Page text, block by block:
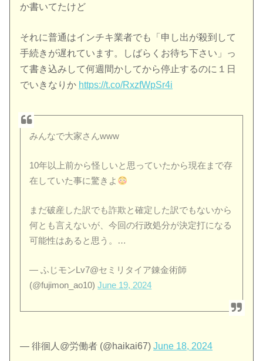
か書いてたけど
それに普通はインチキ業者でも「申し出が殺到して
手続きが遅れています。しばらくお待ち下さい」っ
て書き込みして何週間かしてから停止するのに１日
でいきなりか https://t.co/RxzfWpSr4i
みんなで大家さんwww
10年以上前から怪しいと思っていたから現在まで存
在していた事に驚きよ
まだ破産した訳でも詐欺と確定した訳でもないから
何とも言えないが、今回の行政処分が決定打になる
可能性はあると思う。…
— ふじモンLv7@セミリタイア錬金術師
(@fujimon_ao10)June 19, 2024
— 徘徊人@労働者 (@haikai67)June 18, 2024